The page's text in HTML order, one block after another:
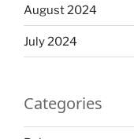
August 2024
July 2024
Categories